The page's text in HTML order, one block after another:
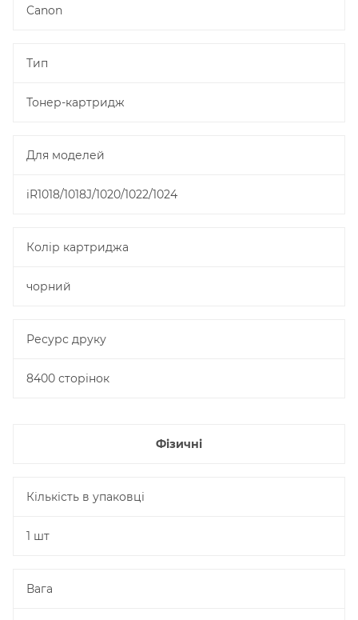
Canon
Тип
Тонер-картридж
Для моделей
iR1018/1018J/1020/1022/1024
Колір картриджа
чорний
Ресурс друку
8400 сторінок
Фізичні
Кількість в упаковці
1 шт
Вага